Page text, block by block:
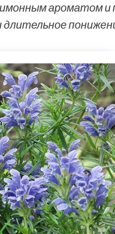
ароматом и
длительное